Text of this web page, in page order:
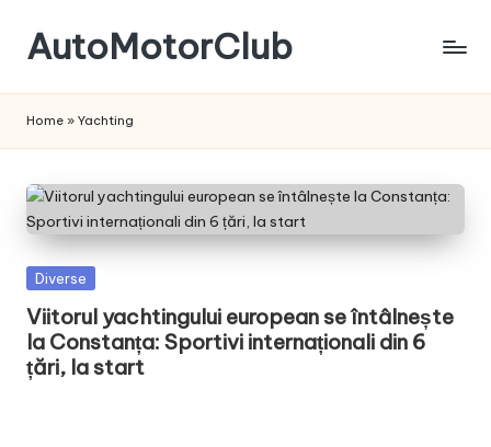
Skip
content
AutoMotorClub
masini
pasionatii
de
masini
Home » Yachting
Posted
Diverse
Viitorul yachtingului european se întâlnește
la Constanța: Sportivi internaționali din 6
țări, la start